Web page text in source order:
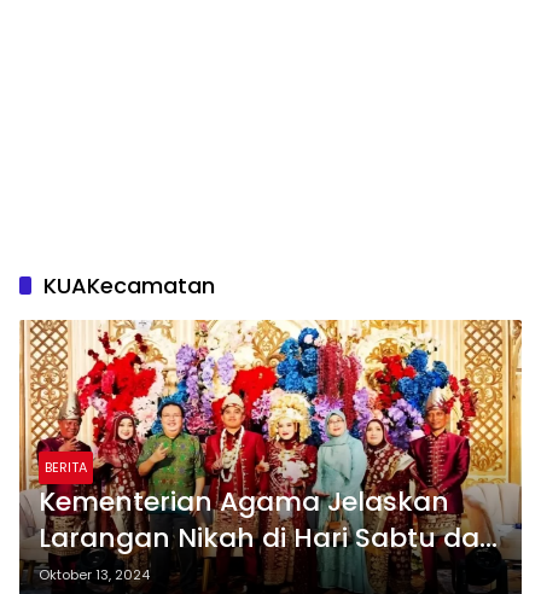
KUAKecamatan
BERITA
Kementerian Agama Jelaskan
Larangan Nikah di Hari Sabtu dan
Minggu Mulai 1 Januari 2025
Oktober 13, 2024